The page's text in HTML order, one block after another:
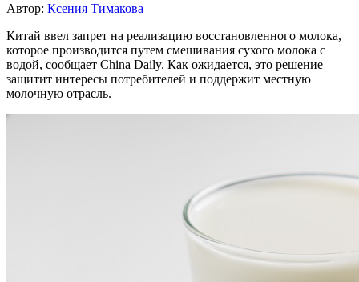
Автор: Ксения Тимакова
Китай ввел запрет на реализацию восстановленного молока,
которое производится путем смешивания сухого молока с
водой, сообщает China Daily. Как ожидается, это решение
защитит интересы потребителей и поддержит местную
молочную отрасль.